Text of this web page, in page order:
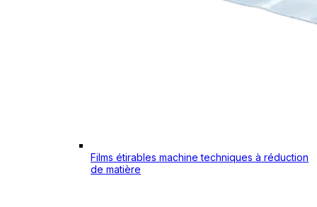
Films étirables machine techniques à réduction
de matière